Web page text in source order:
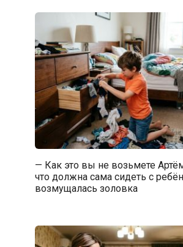
— Как это вы не возьмете
что должна сама сидеть с
возмущалась золовка